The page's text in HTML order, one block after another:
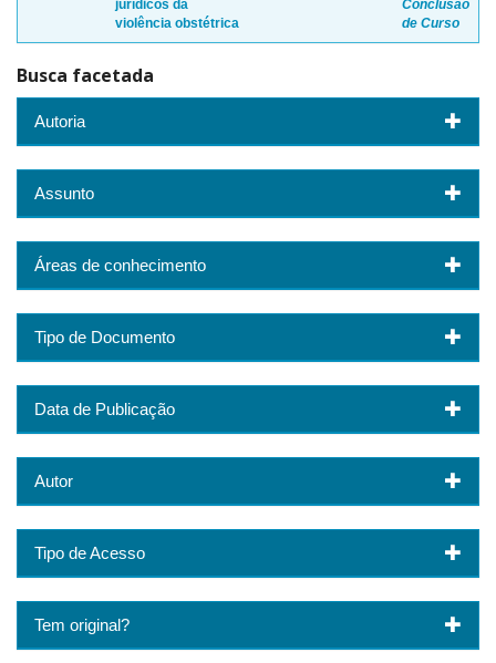
jurídicos da
violência obstétrica
Conclusão
de Curso
Busca facetada
Autoria
Assunto
Áreas de conhecimento
Tipo de Documento
Data de Publicação
Autor
Tipo de Acesso
Tem original?